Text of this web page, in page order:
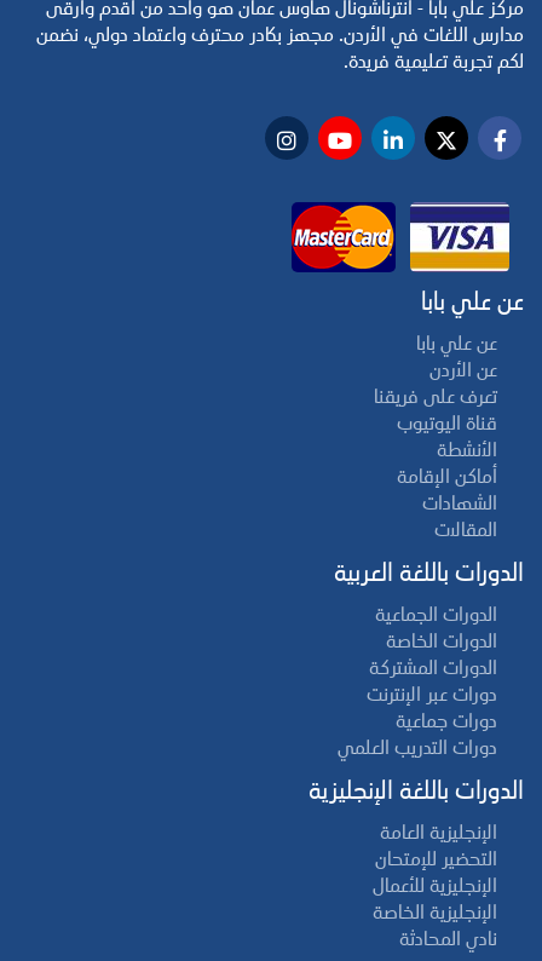
مركز علي بابا - انترناشونال هاوس عمان هو واحد من أقدم وأرقى
مدارس اللغات في الأردن. مجهز بكادر محترف واعتماد دولي، نضمن
لكم تجربة تعليمية فريدة.
عن علي بابا
عن علي بابا
عن الأردن
تعرف على فريقنا
قناة اليوتيوب
الأنشطة
أماكن الإقامة
الشهادات
المقالات
الدورات باللغة العربية
الدورات الجماعية
الدورات الخاصة
الدورات المشتركة
دورات عبر الإنترنت
دورات جماعية
دورات التدريب العلمي
الدورات باللغة الإنجليزية
الإنجليزية العامة
التحضير للإمتحان
الإنجليزية للأعمال
الإنجليزية الخاصة
نادي المحادثة